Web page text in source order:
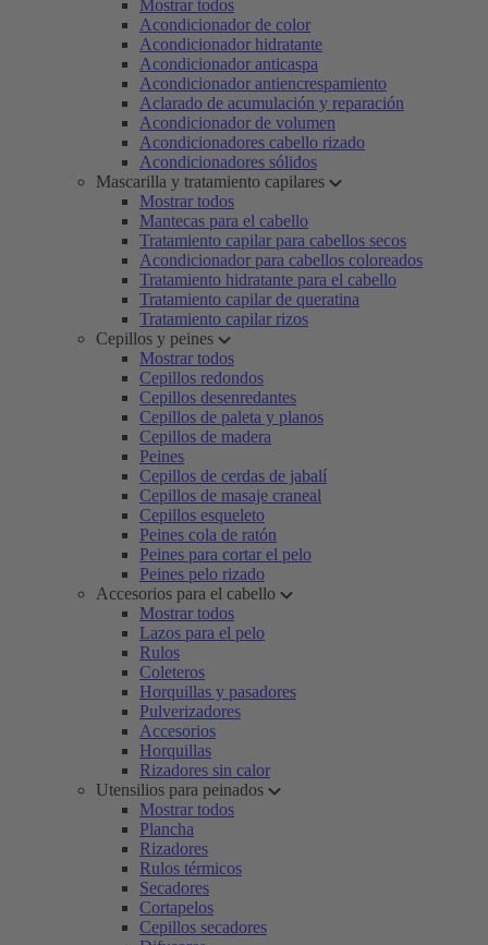
Mostrar todos
Acondicionador de color
Acondicionador hidratante
Acondicionador anticaspa
Acondicionador antiencrespamiento
Aclarado de acumulación y reparación
Acondicionador de volumen
Acondicionadores cabello rizado
Acondicionadores sólidos
Mascarilla y tratamiento capilares
Mostrar todos
Mantecas para el cabello
Tratamiento capilar para cabellos secos
Acondicionador para cabellos coloreados
Tratamiento hidratante para el cabello
Tratamiento capilar de queratina
Tratamiento capilar rizos
Cepillos y peines
Mostrar todos
Cepillos redondos
Cepillos desenredantes
Cepillos de paleta y planos
Cepillos de madera
Peines
Cepillos de cerdas de jabalí
Cepillos de masaje craneal
Cepillos esqueleto
Peines cola de ratón
Peines para cortar el pelo
Peines pelo rizado
Accesorios para el cabello
Mostrar todos
Lazos para el pelo
Rulos
Coleteros
Horquillas y pasadores
Pulverizadores
Accesorios
Horquillas
Rizadores sin calor
Utensilios para peinados
Mostrar todos
Plancha
Rizadores
Rulos térmicos
Secadores
Cortapelos
Cepillos secadores